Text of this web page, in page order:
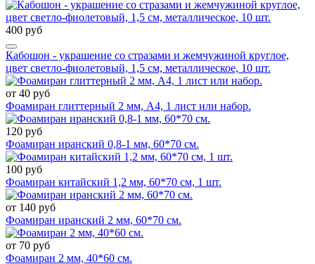
400 руб
Кабошон - украшение со стразами и жемчужиной круглое,
цвет светло-фиолетовый, 1,5 см, металлическое, 10 шт.
от 40 руб
Фоамиран глиттерный 2 мм, А4, 1 лист или набор.
120 руб
Фоамиран иранский 0,8-1 мм, 60*70 см.
100 руб
Фоамиран китайский 1,2 мм, 60*70 см, 1 шт.
от 140 руб
Фоамиран иранский 2 мм, 60*70 см.
от 70 руб
Фоамиран 2 мм, 40*60 см.